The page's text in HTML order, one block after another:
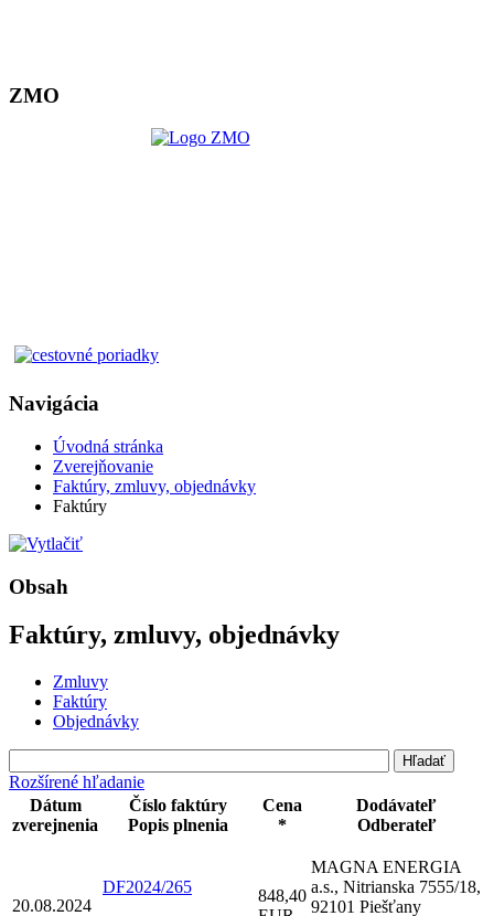
ZMO
Navigácia
Úvodná stránka
Zverejňovanie
Faktúry, zmluvy, objednávky
Faktúry
Obsah
Faktúry, zmluvy, objednávky
Zmluvy
Faktúry
Objednávky
Rozšírené hľadanie
Dátum
zverejnenia
Číslo faktúry
Popis plnenia
Cena
*
Dodávateľ
Odberateľ
20.08.2024
DF2024/265
848,40
MAGNA ENERGIA
a.s., Nitrianska 7555/18,
92101 Piešťany